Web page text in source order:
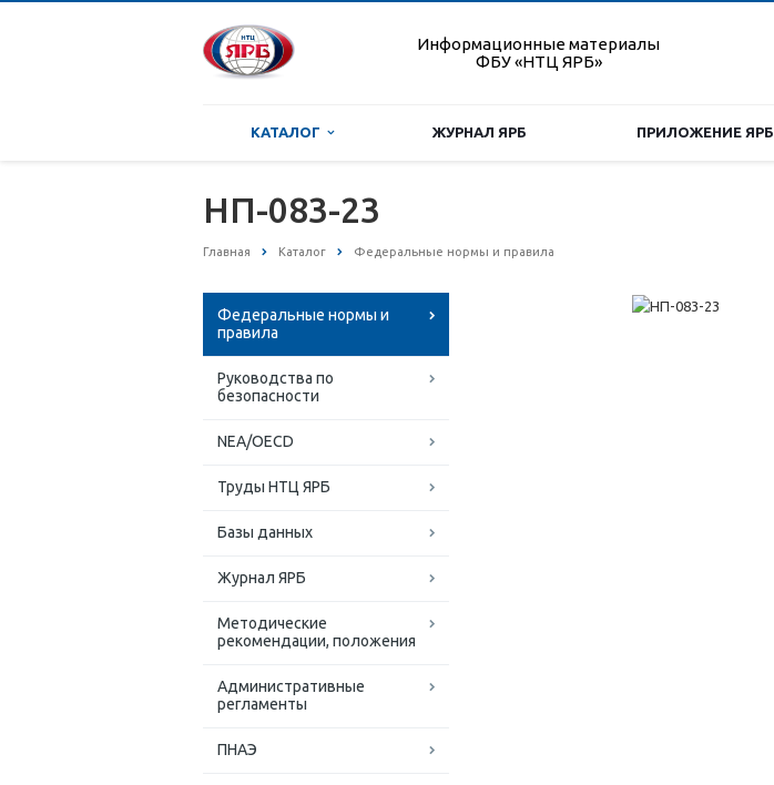
Информационные материалы
ФБУ «НТЦ ЯРБ»
КАТАЛОГ ЖУРНАЛ ЯРБ ПРИЛОЖЕНИЕ ЯРБ
НП-083-23
Главная Каталог Федеральные нормы и правила
Федеральные нормы и
правила
Руководства по
безопасности
NEA/OECD
Труды НТЦ ЯРБ
Базы данных
Журнал ЯРБ
Методические
рекомендации, положения
Административные
регламенты
ПНАЭ